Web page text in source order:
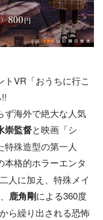
VR「おうちに行こ
ず海外で絶大な人気
崇監督と映画「シ
特殊造型の第一人
本格的ホラーエンタ
人に加え、特殊メイ
鹿角剛による360度
ら繰り出される恐怖